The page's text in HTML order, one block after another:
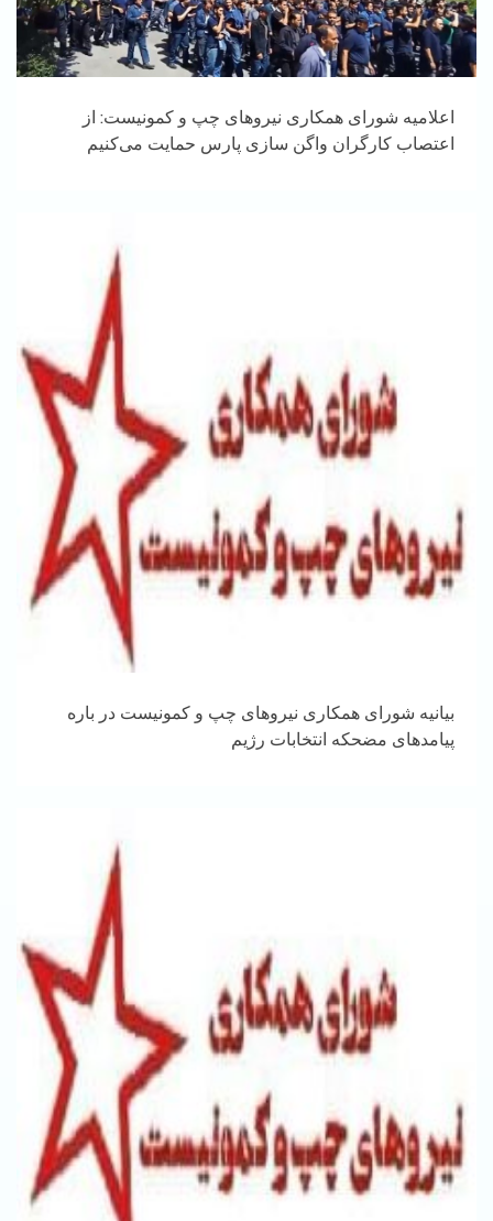
اعلامیه شورای همکاری نیروهای چپ و کمونیست: از
اعتصاب کارگران واگن سازی پارس حمایت می‌کنیم
بیانیه شورای همکاری نیروهای چپ و کمونیست در باره
پیامدهای مضحکه انتخابات رژیم